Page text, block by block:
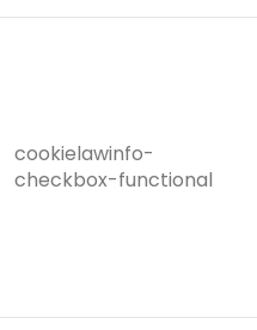
cookielawinfo-
checkbox-functional